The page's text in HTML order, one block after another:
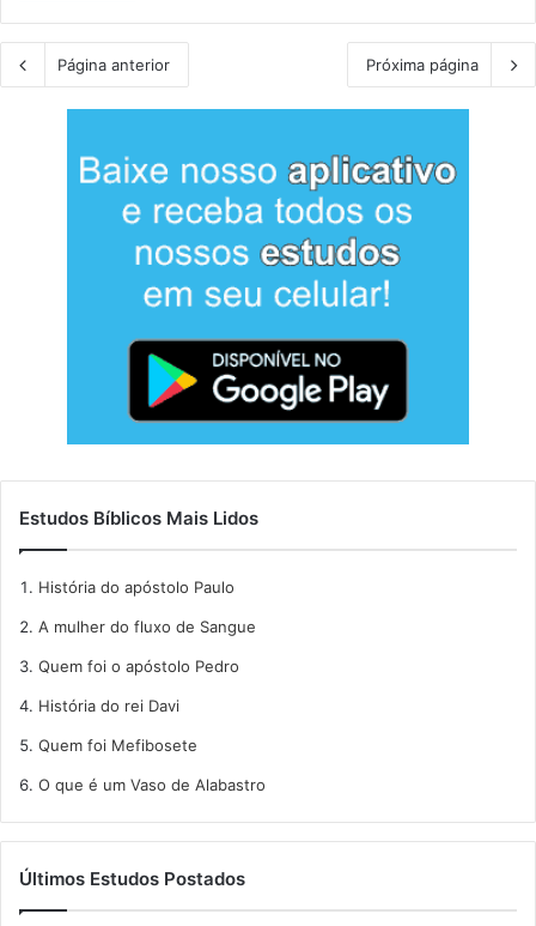
Página anterior Próxima página
Estudos Bíblicos Mais Lidos
História do apóstolo Paulo
A mulher do fluxo de Sangue
Quem foi o apóstolo Pedro
História do rei Davi
Quem foi Mefibosete
O que é um Vaso de Alabastro
Últimos Estudos Postados